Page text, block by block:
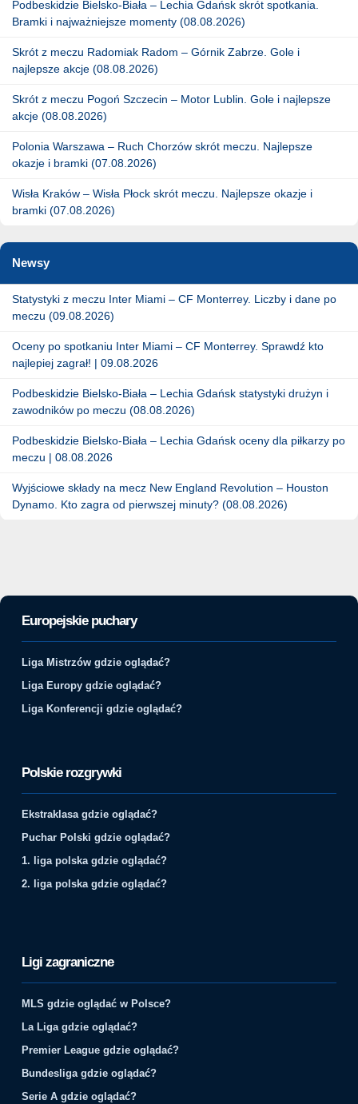
Podbeskidzie Bielsko-Biała – Lechia Gdańsk skrót spotkania.
Bramki i najważniejsze momenty (08.08.2026)
Skrót z meczu Radomiak Radom – Górnik Zabrze. Gole i
najlepsze akcje (08.08.2026)
Skrót z meczu Pogoń Szczecin – Motor Lublin. Gole i najlepsze
akcje (08.08.2026)
Polonia Warszawa – Ruch Chorzów skrót meczu. Najlepsze
okazje i bramki (07.08.2026)
Wisła Kraków – Wisła Płock skrót meczu. Najlepsze okazje i
bramki (07.08.2026)
Newsy
Statystyki z meczu Inter Miami – CF Monterrey. Liczby i dane po
meczu (09.08.2026)
Oceny po spotkaniu Inter Miami – CF Monterrey. Sprawdź kto
najlepiej zagrał! | 09.08.2026
Podbeskidzie Bielsko-Biała – Lechia Gdańsk statystyki drużyn i
zawodników po meczu (08.08.2026)
Podbeskidzie Bielsko-Biała – Lechia Gdańsk oceny dla piłkarzy po
meczu | 08.08.2026
Wyjściowe składy na mecz New England Revolution – Houston
Dynamo. Kto zagra od pierwszej minuty? (08.08.2026)
Europejskie puchary
Liga Mistrzów gdzie oglądać?
Liga Europy gdzie oglądać?
Liga Konferencji gdzie oglądać?
Polskie rozgrywki
Ekstraklasa gdzie oglądać?
Puchar Polski gdzie oglądać?
1. liga polska gdzie oglądać?
2. liga polska gdzie oglądać?
Ligi zagraniczne
MLS gdzie oglądać w Polsce?
La Liga gdzie oglądać?
Premier League gdzie oglądać?
Bundesliga gdzie oglądać?
Serie A gdzie oglądać?